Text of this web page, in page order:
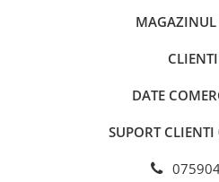
MAGAZINUL
CLIENTI
DATE
SUPORT CLIENTI